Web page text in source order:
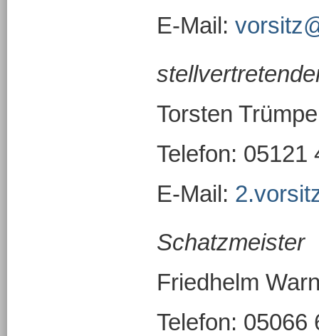
E-Mail:
Torsten
Telefon: 05121
E-Mail:
Schatzmeister
Friedhelm
Telefon: 05066